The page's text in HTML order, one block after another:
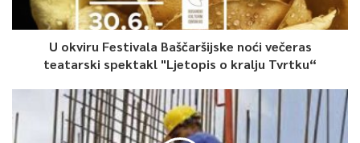
U okviru Festivala Baščaršijske noći večeras
teatarski spektakl "Ljetopis o kralju Tvrtku“